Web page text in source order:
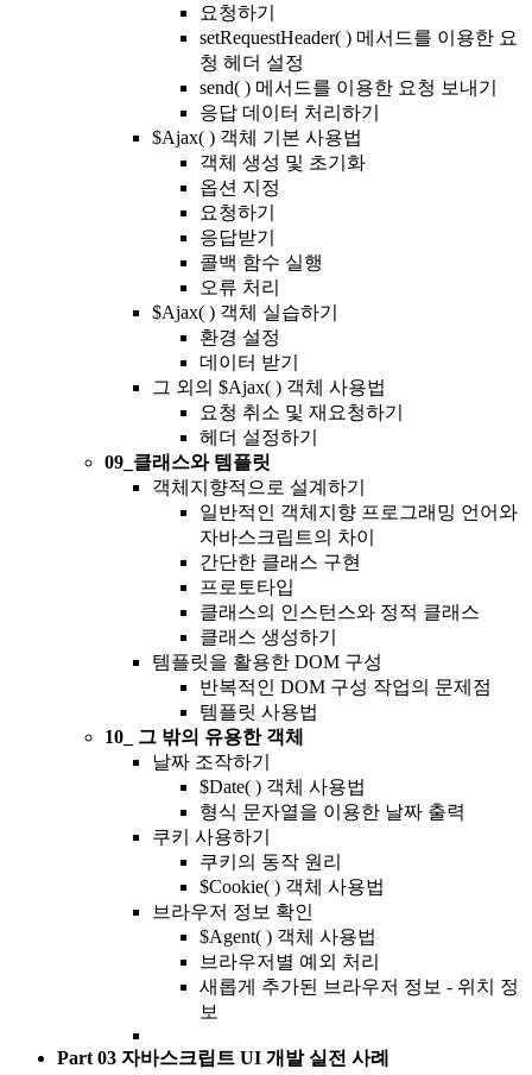
요청하기
setRequestHeader( ) 메서드를 이용한 요
청 헤더 설정
send( ) 메서드를 이용한 요청 보내기
응답 데이터 처리하기
$Ajax( ) 객체 기본 사용법
객체 생성 및 초기화
옵션 지정
요청하기
응답받기
콜백 함수 실행
오류 처리
$Ajax( ) 객체 실습하기
환경 설정
데이터 받기
그 외의 $Ajax( ) 객체 사용법
요청 취소 및 재요청하기
헤더 설정하기
09_클래스와 템플릿
객체지향적으로 설계하기
일반적인 객체지향 프로그래밍 언어와
자바스크립트의 차이
간단한 클래스 구현
프로토타입
클래스의 인스턴스와 정적 클래스
클래스 생성하기
템플릿을 활용한 DOM 구성
반복적인 DOM 구성 작업의 문제점
템플릿 사용법
10_ 그 밖의 유용한 객체
날짜 조작하기
$Date( ) 객체 사용법
형식 문자열을 이용한 날짜 출력
쿠키 사용하기
쿠키의 동작 원리
$Cookie( ) 객체 사용법
브라우저 정보 확인
$Agent( ) 객체 사용법
브라우저별 예외 처리
새롭게 추가된 브라우저 정보 - 위치 정
보
Part 03 자바스크립트 UI 개발 실전 사례